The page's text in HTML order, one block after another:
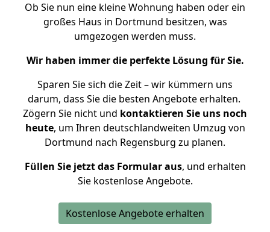
Ob Sie nun eine kleine Wohnung haben oder ein
großes Haus in Dortmund besitzen, was
umgezogen werden muss.
Wir haben immer die perfekte Lösung für Sie.
Sparen Sie sich die Zeit – wir kümmern uns
darum, dass Sie die besten Angebote erhalten.
Zögern Sie nicht und kontaktieren Sie uns noch
heute, um Ihren deutschlandweiten Umzug von
Dortmund nach Regensburg zu planen.
Füllen Sie jetzt das Formular aus, und erhalten
Sie kostenlose Angebote.
Kostenlose Angebote erhalten